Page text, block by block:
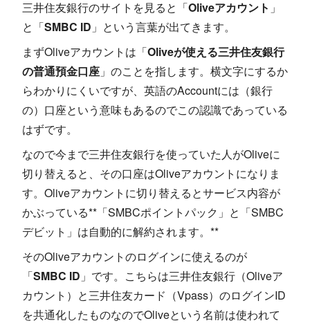
三井住友銀行のサイトを見ると「Oliveアカウント 」
と「SMBC ID 」という言葉が出てきます。
まずOliveアカウントは「Oliveが使える三井住友銀行
の普通預金口座 」のことを指します。横文字にするか
らわかりにくいですが、英語のAccountには（銀行
の）口座という意味もあるのでこの認識であっている
はずです。
なので今まで三井住友銀行を使っていた人がOliveに
切り替えると、その口座はOliveアカウントになりま
す。Oliveアカウントに切り替えるとサービス内容が
かぶっている**「SMBCポイントパック」と「SMBC
デビット」は自動的に解約されます。**
そのOliveアカウントのログインに使えるのが
「SMBC ID 」です。こちらは三井住友銀行（Oliveア
カウント）と三井住友カード（Vpass）のログインID
を共通化したものなのでOliveという名前は使われて